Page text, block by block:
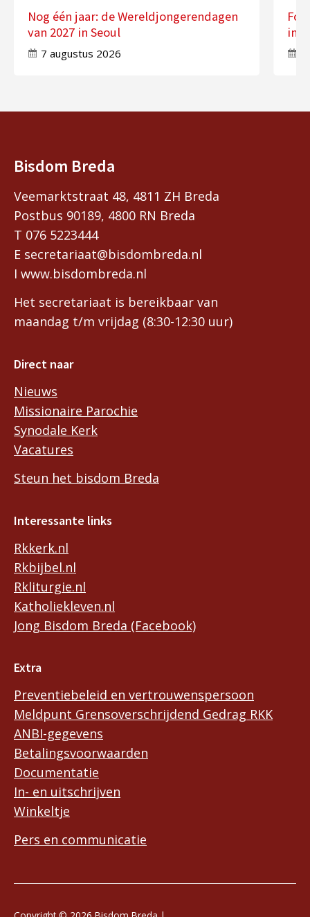
Nog één jaar: de Wereldjongerendagen
van 2027 in Seoul
7 augustus 2026
in
Bisdom Breda
Veemarktstraat 48, 4811 ZH Breda
Postbus 90189, 4800 RN Breda
T 076 5223444
E secretariaat@bisdombreda.nl
I www.bisdombreda.nl
Het secretariaat is bereikbaar van
maandag t/m vrijdag (8:30-12:30 uur)
Direct naar
Nieuws
Missionaire Parochie
Synodale Kerk
Vacatures
Steun het bisdom Breda
Interessante links
Rkkerk.nl
Rkbijbel.nl
Rkliturgie.nl
Katholiekleven.nl
Jong Bisdom Breda (Facebook)
Extra
Preventiebeleid en vertrouwenspersoon
Meldpunt Grensoverschrijdend Gedrag RKK
ANBI-gegevens
Betalingsvoorwaarden
Documentatie
In- en uitschrijven
Winkeltje
Pers en communicatie